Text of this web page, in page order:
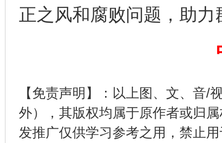
正之风和腐败问题，助力
【免责声明】：以上图、文、音/
外），其版权均属于原作者或归
发推广仅供学习参考之用，禁止
受贿1.44亿！段成刚被判无期 从幼